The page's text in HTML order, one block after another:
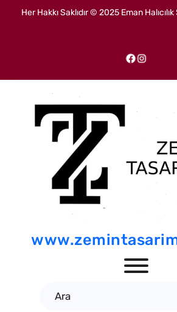
İçeriğe
Her Hakkı Saklıdır © 2025 Eman
Facebook Instagram